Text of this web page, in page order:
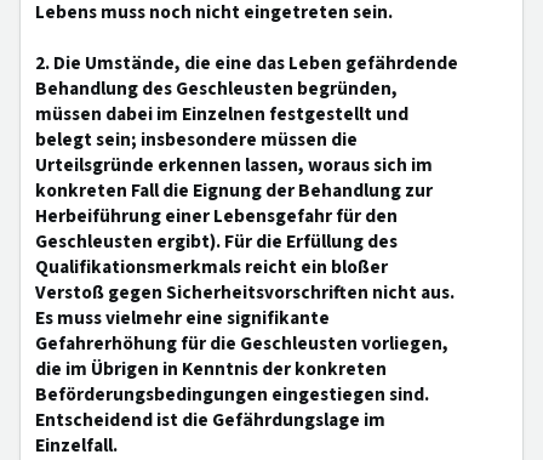
Lebens muss noch nicht eingetreten sein.
2. Die Umstände, die eine das Leben gefährdende
Behandlung des Geschleusten begründen,
müssen dabei im Einzelnen festgestellt und
belegt sein; insbesondere müssen die
Urteilsgründe erkennen lassen, woraus sich im
konkreten Fall die Eignung der Behandlung zur
Herbeiführung einer Lebensgefahr für den
Geschleusten ergibt). Für die Erfüllung des
Qualifikationsmerkmals reicht ein bloßer
Verstoß gegen Sicherheitsvorschriften nicht aus.
Es muss vielmehr eine signifikante
Gefahrerhöhung für die Geschleusten vorliegen,
die im Übrigen in Kenntnis der konkreten
Beförderungsbedingungen eingestiegen sind.
Entscheidend ist die Gefährdungslage im
Einzelfall.